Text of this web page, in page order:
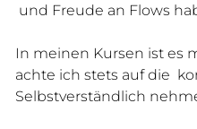
und Freude an Flows
In meinen Kursen ist es
achte ich stets auf die
Selbstverständlich